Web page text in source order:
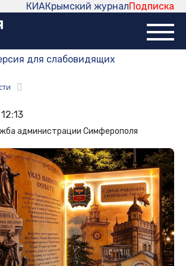
Подписка
Крымский журнал
КИА
для слабовидящих
администрации Симферополя